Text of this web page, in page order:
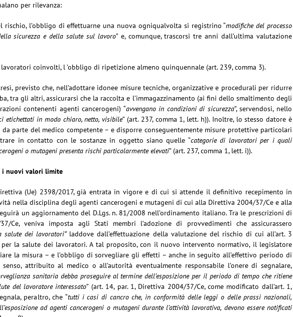
per rilevanza:
rischio, l’obbligo di effettuarne una nuova ogniqualvolta si registrino “modifiche del processo
sicurezza e della salute sul lavoro” e, comunque, trascorsi tre anni dall’ultima valutazione
coinvolti, l ’obbligo di ripetizione almeno quinquennale (art. 239, comma 3).
previsto che, nell’adottare idonee misure tecniche, organizzative e procedurali per ridurre
tra gli altri, assicurarsi che la raccolta e l’immagazzinamento (ai fini dello smaltimento degli
contenenti agenti cancerogeni) “avvengano in condizioni di sicurezza”, servendosi, nello
etichettati in modo chiaro, netto, visibile” (art. 237, comma 1, lett. h)). Inoltre, lo stesso datore è
parte del medico competente – e disporre conseguentemente misure protettive particolari
in contatto con le sostanze in oggetto siano quelle “categorie di lavoratori per i quali
o mutageni presenta rischi particolarmente elevati” (art. 237, comma 1, lett. i)).
i nuovi valori limite
(Ue) 2398/2017, già entrata in vigore e di cui si attende il definitivo recepimento in
nella disciplina degli agenti cancerogeni e mutageni di cui alla Direttiva 2004/37/Ce e alla
un aggiornamento del D.Lgs. n. 81/2008 nell’ordinamento italiano. Tra le prescrizioni di
Ce, veniva imposta agli Stati membri l’adozione di provvedimenti che assicurassero
salute dei lavoratori” laddove dall’effettuazione della valutazione del rischio di cui all’art. 3
per la salute dei lavoratori. A tal proposito, con il nuovo intervento normativo, il legislatore
la misura – e l’obbligo di sorvegliare gli effetti – anche in seguito all’effettivo periodo di
attribuito al medico o all’autorità eventualmente responsabile l’onere di segnalare,
sanitaria debba proseguire al termine dell’esposizione per il periodo di tempo che ritiene
del lavoratore interessato” (art. 14, par. 1, Direttiva 2004/37/Ce, come modificato dall’art. 1,
peraltro, che “tutti i casi di cancro che, in conformità delle leggi o delle prassi nazionali,
ad agenti cancerogeni o mutageni durante l’attività lavorativa, devono essere notificati